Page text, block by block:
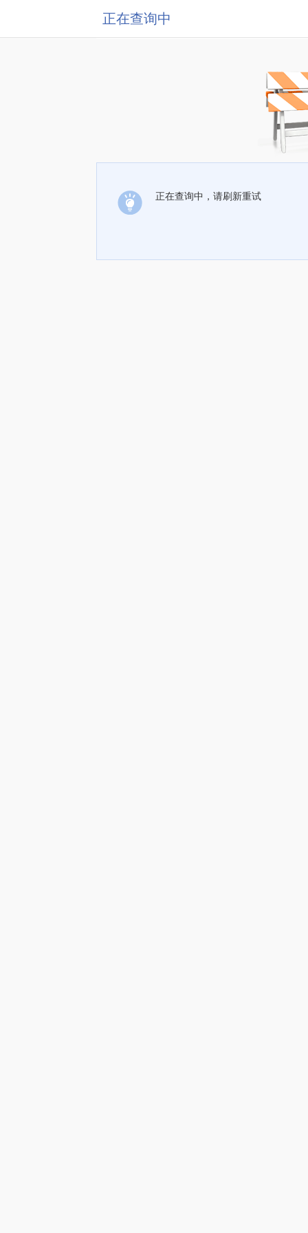
正在查询中
正在查询中，请刷新重试